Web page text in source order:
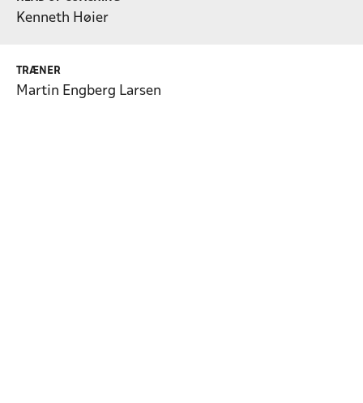
Kenneth Høier
TRÆNER
Martin Engberg Larsen